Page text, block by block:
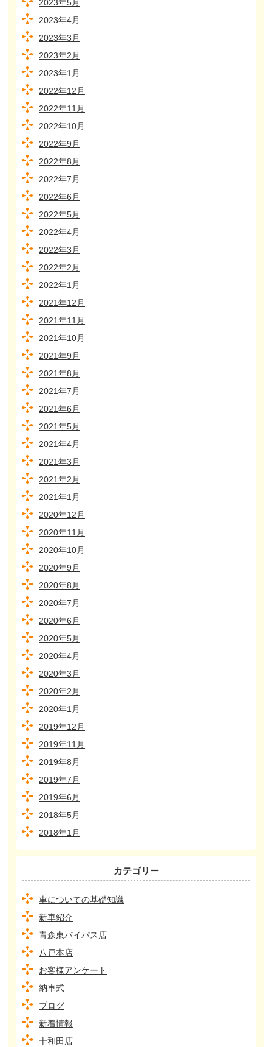
2023年5月
2023年4月
2023年3月
2023年2月
2023年1月
2022年12月
2022年11月
2022年10月
2022年9月
2022年8月
2022年7月
2022年6月
2022年5月
2022年4月
2022年3月
2022年2月
2022年1月
2021年12月
2021年11月
2021年10月
2021年9月
2021年8月
2021年7月
2021年6月
2021年5月
2021年4月
2021年3月
2021年2月
2021年1月
2020年12月
2020年11月
2020年10月
2020年9月
2020年8月
2020年7月
2020年6月
2020年5月
2020年4月
2020年3月
2020年2月
2020年1月
2019年12月
2019年11月
2019年8月
2019年7月
2019年6月
2018年5月
2018年1月
カテゴリー
車についての基礎知識
新車紹介
青森東バイパス店
八戸本店
お客様アンケート
納車式
ブログ
新着情報
十和田店